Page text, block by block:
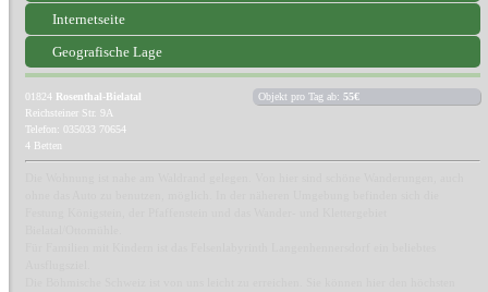
Internetseite
Geografische Lage
01824 Rosenthal-Bielatal
Reichsteiner Str. 9A
Telefon: 035033 70654
4 Betten
Objekt pro Tag ab: 55€